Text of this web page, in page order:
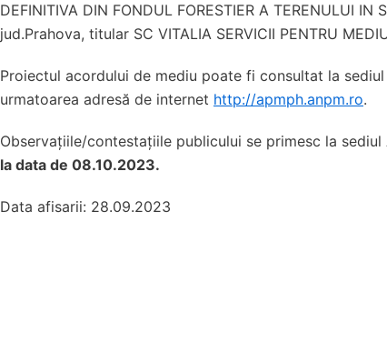
DEFINITIVA DIN FONDUL FORESTIER A TERENULUI
jud.Prahova, titular SC VITALIA SERVICII PENTRU
Proiectul acordului de mediu poate fi consultat la
urmatoarea adresă de internet http://apmph.anpm.ro.
Observațiile/contestațiile publicului se primesc la
la data de 08.10.2023.
Data afisarii: 28.09.2023